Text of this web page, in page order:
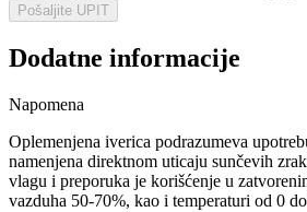
Pošaljite UPIT
Dodatne informacije
Napomena
Oplemenjena iverica podrazumeva
namenjena direktnom uticaju sunčevih
vlagu i preporuka je korišćenje u
vazduha 50-70%, kao i temperaturi od 0